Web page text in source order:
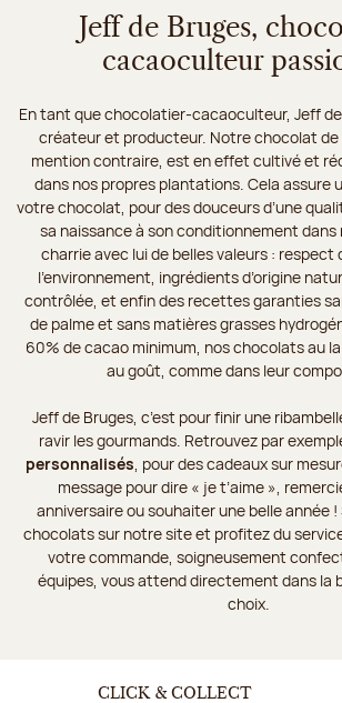
Jeff de Bruges,
cacaoculteur
En tant que chocolatier-cacaoculteur, Jeff
créateur et producteur. Notre chocolat
mention contraire, est en effet cultivé et
dans nos propres plantations. Cela assure
votre chocolat, pour des douceurs d’une
sa naissance à son conditionnement dans
charrie avec lui de belles valeurs : respect
l’environnement, ingrédients d’origine
contrôlée, et enfin des recettes garanties
de palme et sans matières grasses
60% de cacao minimum, nos chocolats au
au goût, comme dans leur
Jeff de Bruges, c’est pour finir une
ravir les gourmands. Retrouvez par
personnalisés, pour des cadeaux sur
message pour dire « je t’aime »,
anniversaire ou souhaiter une belle année
chocolats sur notre site et profitez du
votre commande, soigneusement
équipes, vous attend directement dans la
choix.
CLICK & COLLECT